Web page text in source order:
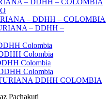
– DDHH – COLOMBIA
– DDHH –
Colombia
Colombia
Colombia
Colombia
DDHH COLOMBIA
Pachakuti